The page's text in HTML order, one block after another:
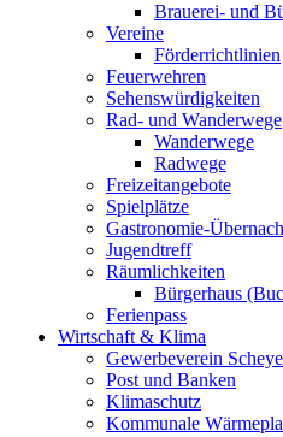
Brauerei- und
Vereine
Förderrichtlinien
Feuerwehren
Sehenswürdigkeiten
Rad- und Wanderwege
Wanderwege
Radwege
Freizeitangebote
Spielplätze
Gastronomie-
Jugendtreff
Räumlichkeiten
Bürgerhaus
Ferienpass
Wirtschaft & Klima
Gewerbeverein
Post und Banken
Klimaschutz
Kommunale